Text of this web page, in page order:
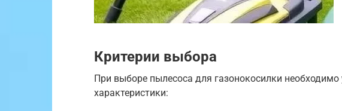
Критерии выбора
При выборе пылесоса для газонокосилки
характеристики: